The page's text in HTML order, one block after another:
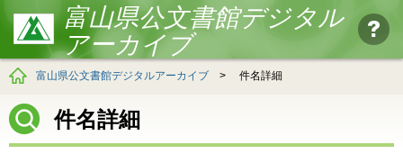
富山県公文書館デジタル
アーカイブ
富山県公文書館デジタルアーカイブ > 件名詳細
件名詳細